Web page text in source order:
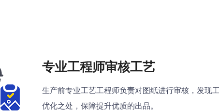
专业工程师审核工艺
生产前专业工艺工程师负责对图纸进行审核，发现
优化之处，保障提升优质的出品。